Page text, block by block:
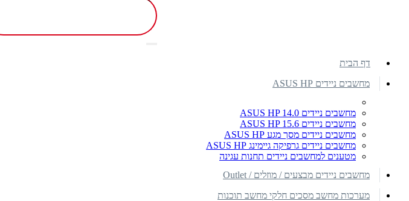
דף הבית
מחשבים ניידים ASUS HP
מחשבים ניידים ASUS HP 14.0
מחשבים ניידים ASUS HP 15.6
מחשבים ניידים מסך מגע ASUS HP
מחשבים ניידים גרפיקה גיימינג ASUS HP
מטענים למחשבים ניידים תחנות עגינה
מחשבים ניידים מבצעים / מוזלים / Outlet
מערכות מחשב מסכים חלקי מחשב תוכנות